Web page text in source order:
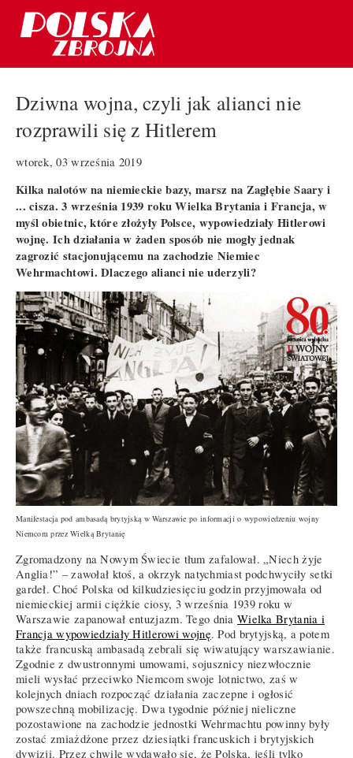
Dziwna wojna, czyli jak alianci nie
rozprawili się z Hitlerem
wtorek, 03 września 2019
Kilka nalotów na niemieckie bazy, marsz na Zagłębie Saary i
... cisza. 3 września 1939 roku Wielka Brytania i Francja, w
myśl obietnic, które złożyły Polsce, wypowiedziały Hitlerowi
wojnę. Ich działania w żaden sposób nie mogły jednak
zagrozić stacjonującemu na zachodzie Niemiec
Wehrmachtowi. Dlaczego alianci nie uderzyli?
Manifestacja pod ambasadą brytyjską w Warszawie po informacji o wypowiedzeniu wojny
Niemcom przez Wielką Brytanię
Zgromadzony na Nowym Świecie tłum zafalował. „Niech żyje
Anglia!” – zawołał ktoś, a okrzyk natychmiast podchwyciły setki
gardeł. Choć Polska od kilkudziesięciu godzin przyjmowała od
niemieckiej armii ciężkie ciosy, 3 września 1939 roku w
Warszawie zapanował entuzjazm. Tego dniaWielka Brytania i
Francja wypowiedziały Hitlerowi wojnę. Pod brytyjską, a potem
także francuską ambasadą zebrali się wiwatujący warszawianie.
Zgodnie z dwustronnymi umowami, sojusznicy niezwłocznie
mieli wysłać przeciwko Niemcom swoje lotnictwo, zaś w
kolejnych dniach rozpocząć działania zaczepne i ogłosić
powszechną mobilizację. Dwa tygodnie później nieliczne
pozostawione na zachodzie jednostki Wehrmachtu powinny były
zostać zmiażdżone przez dziesiątki francuskich i brytyjskich
dywizji. Przez chwilę wydawało się, że Polska, jeśli tylko